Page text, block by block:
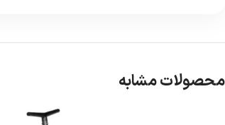
محصولات مشابه